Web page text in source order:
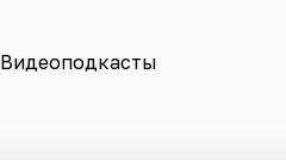
Видеоподкасты